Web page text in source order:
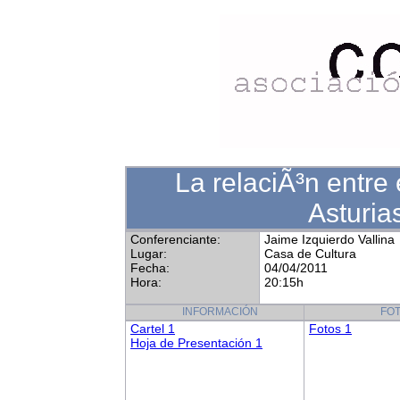
La relaciÃ³n
Conferenciante:
Lugar:
Fecha:
Hora:
Jaime Izquierdo Vallina
Casa de Cultura
04/04/2011
20:15h
INFORMACIÓN
Cartel 1
Hoja de Presentación 1
Fotos 1